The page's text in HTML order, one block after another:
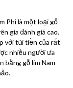
Phi là một loại gỗ
gia đánh giá cao.
với túi tiền của rất
nhiều người ưa
bằng gỗ lim Nam